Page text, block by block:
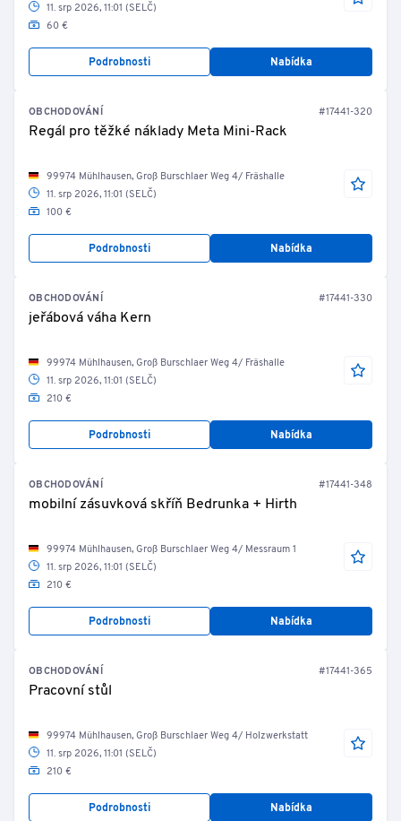
11. srp 2026, 11:01 (SELČ)
60 €
Podrobnosti Nabídka
OBCHODOVÁNÍ #17441-320
Regál pro těžké náklady Meta Mini-Rack
99974 Mühlhausen, Groß Burschlaer Weg 4/ Fräshalle
11. srp 2026, 11:01 (SELČ)
100 €
Podrobnosti Nabídka
OBCHODOVÁNÍ #17441-330
jeřábová váha Kern
99974 Mühlhausen, Groß Burschlaer Weg 4/ Fräshalle
11. srp 2026, 11:01 (SELČ)
210 €
Podrobnosti Nabídka
OBCHODOVÁNÍ #17441-348
mobilní zásuvková skříň Bedrunka + Hirth
99974 Mühlhausen, Groß Burschlaer Weg 4/ Messraum 1
11. srp 2026, 11:01 (SELČ)
210 €
Podrobnosti Nabídka
OBCHODOVÁNÍ #17441-365
Pracovní stůl
99974 Mühlhausen, Groß Burschlaer Weg 4/ Holzwerkstatt
11. srp 2026, 11:01 (SELČ)
210 €
Podrobnosti Nabídka